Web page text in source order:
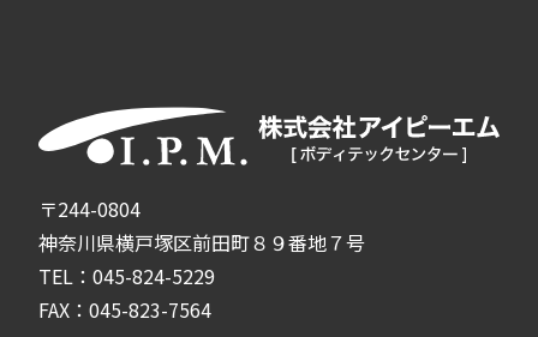
〒244-0804
神奈川県横戸塚区前田町８９番地７号
TEL：045-824-5229
FAX：045-823-7564